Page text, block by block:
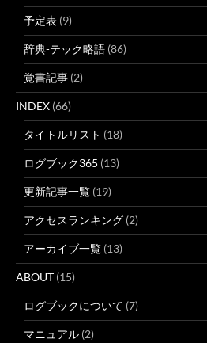
予定表 (9)
辞典-テック略語 (86)
覚書記事 (2)
INDEX (66)
タイトルリスト (18)
ログブック365 (13)
更新記事一覧 (19)
アクセスランキング (2)
アーカイブ一覧 (13)
ABOUT (15)
ログブックについて (7)
マニュアル (2)